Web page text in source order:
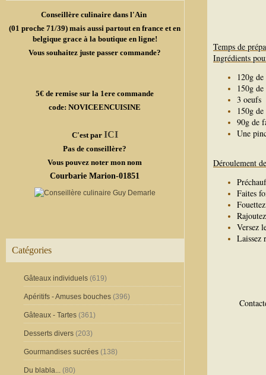
Conseillère culinaire dans l'Ain
(01 proche 71/39) mais aussi partout en france et en
belgique grace à la boutique en ligne!
Vous souhaitez juste passer commande?
5€ de remise sur la 1ere commande
code: NOVICEENCUISINE
C'est par ICI
Pas de conseillère?
Vous pouvez noter mon nom
Courbarie Marion-01851
Catégories
Gâteaux individuels (619)
Apéritifs - Amuses bouches (396)
Gâteaux - Tartes (361)
Desserts divers (203)
Gourmandises sucrées (138)
Du blabla... (80)
Temps de
Ingrédients
120g
150g
3 oeufs
150g de
90g de
Une
Déroulement
Faites
Versez
Laissez